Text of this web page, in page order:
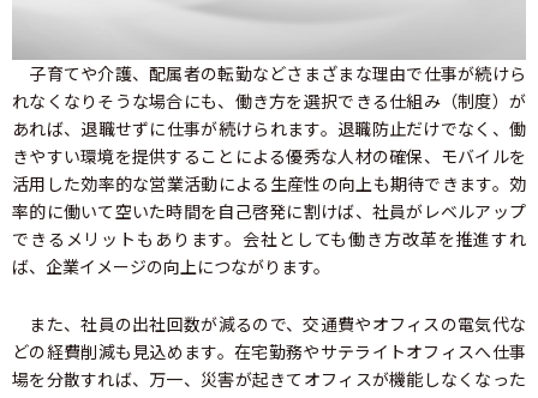
子育てや介護、配属者の転勤などさまざまな理由で仕事が続けら
れなくなりそうな場合にも、働き方を選択できる仕組み（制度）が
あれば、退職せずに仕事が続けられます。退職防止だけでなく、働
きやすい環境を提供することによる優秀な人材の確保、モバイルを
活用した効率的な営業活動による生産性の向上も期待できます。効
率的に働いて空いた時間を自己啓発に割けば、社員がレベルアップ
できるメリットもあります。会社としても働き方改革を推進すれ
ば、企業イメージの向上につながります。
また、社員の出社回数が減るので、交通費やオフィスの電気代な
どの経費削減も見込めます。在宅勤務やサテライトオフィスへ仕事
場を分散すれば、万一、災害が起きてオフィスが機能しなくなった